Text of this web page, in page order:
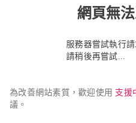
網頁無
服務器嘗試執行
請稍後再嘗試...
為改善網站素質，歡迎使用 支援
議。